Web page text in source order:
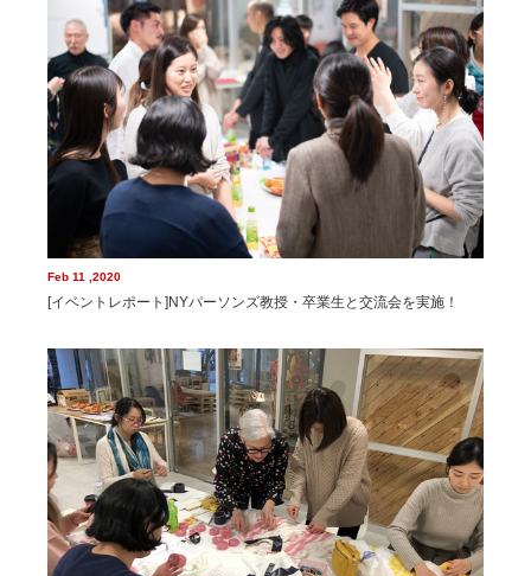
Feb 11 ,2020
[イベントレポート]NYパーソンズ教授・卒業生と交流会を実施！